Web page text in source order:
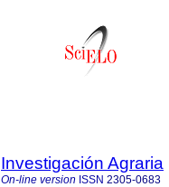
Investigación Agraria
On-line version ISSN 2305-0683